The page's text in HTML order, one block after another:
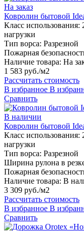
На заказ
Ковролин бытовой
Класс использования:
нагрузки
Тип ворса: Разрезной
Пожарная
Наличие товара: На
1 583 руб./м2
Рассчитать стоимость
В избранное В
Сравнить
В наличии
Ковролин бытовой
Класс использования:
нагрузки
Тип ворса: Разрезной
Ширина рулона в
Пожарная
Наличие товара: В
3 309 руб./м2
Рассчитать стоимость
В избранное В
Сравнить